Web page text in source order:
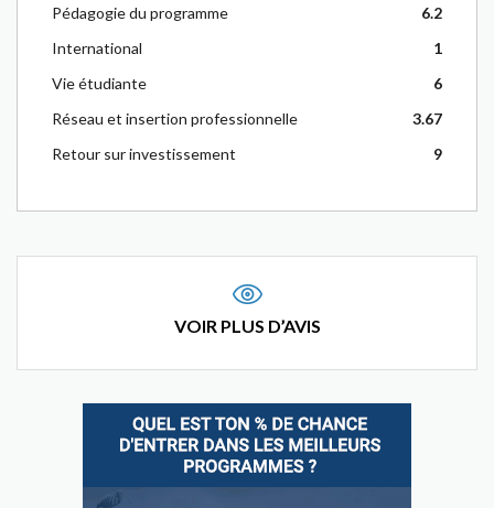
Pédagogie du programme
6.2
International
1
Vie étudiante
6
Réseau et insertion professionnelle
3.67
Retour sur investissement
9
VOIR PLUS D’AVIS